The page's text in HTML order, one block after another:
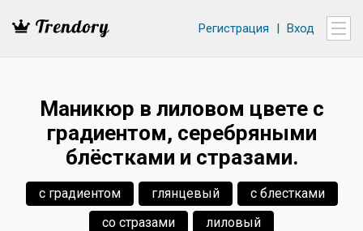
Регистрация | Вход
Маникюр в лиловом цвете с
градиентом, серебряными
блёстками и стразами.
с градиентом глянцевый
с блестками
со стразами
лиловый